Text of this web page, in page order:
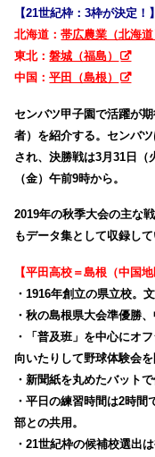
【21世紀枠：3枠が決定！】
北海道：帯広農業（北海道
東北：磐城（福島）
中国：平田（島根）
センバツ甲子園で活躍が
者）を紹介する。センバ
され、決勝戦は3月31日（
（金）午前9時から。
2019年の秋季大会の主な
もデータ集として収録して
【平田高校＝島根（中国
・1916年創立の県立校。
・秋の島根県大会準優勝、
・「普及班」を中心にオ
向いたりして野球体験会を
・新聞紙を丸めたバット
・平日の練習時間は2時
部との共用。
・21世紀枠の候補校選出